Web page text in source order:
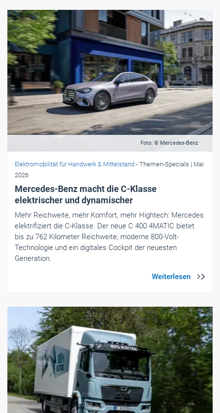
Foto: © Mercedes-Benz
Elektromobilität für Handwerk & Mittelstand - Themen-Specials | Mai
2026
Mercedes-Benz macht die C-Klasse
elektrischer und dynamischer
Mehr Reichweite, mehr Komfort, mehr Hightech: Mercedes
elektrifiziert die C-Klasse. Der neue C 400 4MATIC bietet
bis zu 762 Kilometer Reichweite, moderne 800-Volt-
Technologie und ein digitales Cockpit der neuesten
Generation.